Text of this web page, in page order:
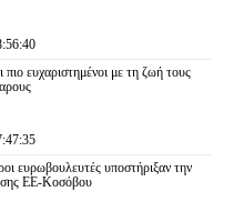
πιο ευχαριστημένοι με τη ζωή τους
ευρωβουλευτές υποστήριξαν την
ΕΕ-Κοσόβου